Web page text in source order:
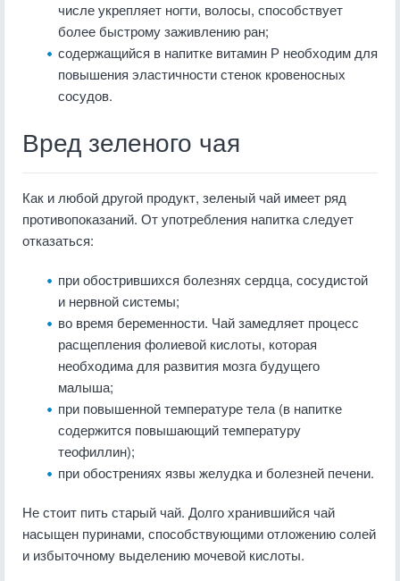
числе укрепляет ногти, волосы, способствует
более быстрому заживлению ран;
содержащийся в напитке витамин Р необходим для
повышения эластичности стенок кровеносных
сосудов.
Вред зеленого чая
Как и любой другой продукт, зеленый чай имеет ряд
противопоказаний. От употребления напитка следует
отказаться:
при обострившихся болезнях сердца, сосудистой
и нервной системы;
во время беременности. Чай замедляет процесс
расщепления фолиевой кислоты, которая
необходима для развития мозга будущего
малыша;
при повышенной температуре тела (в напитке
содержится повышающий температуру
теофиллин);
при обострениях язвы желудка и болезней печени.
Не стоит пить старый чай. Долго хранившийся чай
насыщен пуринами, способствующими отложению солей
и избыточному выделению мочевой кислоты.